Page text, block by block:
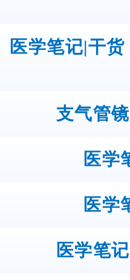
医学笔记|干
支气管
医学
医学
医学笔